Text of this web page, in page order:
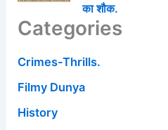
का शौक.
Categories
Crimes-Thrills.
Filmy Dunya
History